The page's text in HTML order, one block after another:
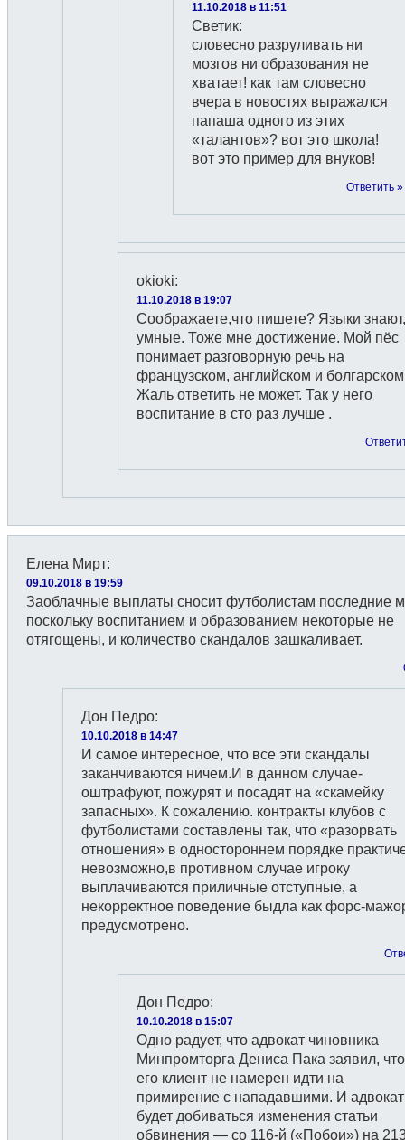
11.10.2018 в 11:51
Светик:
словесно разруливать ни
мозгов ни образования не
хватает! как там словесно
вчера в новостях выражался
папаша одного из этих
«талантов»? вот это школа!
вот это пример для внуков!
Ответить »
okioki:
11.10.2018 в 19:07
Соображаете,что пишете? Языки знают,
умные. Тоже мне достижение. Мой пёс
понимает разговорную речь на
французском, английском и
Жаль ответить не может. Так у него
воспитание в сто раз лучше .
Елена Мирт:
09.10.2018 в 19:59
Заоблачные выплаты сносит футболистам последние
поскольку воспитанием и образованием некоторые не
отягощены, и количество скандалов зашкаливает.
Дон Педро:
10.10.2018 в 14:47
И самое интересное, что все эти скандалы
заканчиваются ничем.И в данном случае-
оштрафуют, пожурят и посадят на «скамейку
запасных». К сожалению. контракты клубов с
футболистами составлены так, что «разорвать
отношения» в одностороннем порядке
невозможно,в противном случае игроку
выплачиваются приличные отступные, а
некорректное поведение быдла как форс-
предусмотрено.
Дон Педро:
10.10.2018 в 15:07
Одно радует, что адвокат чиновника
Минпромторга Дениса Пака заявил, что
его клиент не намерен идти на
примирение с нападавшими. И адвокат
будет добиваться изменения статьи
обвинения — со 116-й («Побои») на